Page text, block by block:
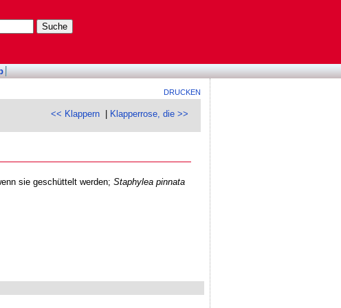
DRUCKEN
<< Klappern Klapperrose, die >>
sie geschüttelt werden; Staphylea pinnata